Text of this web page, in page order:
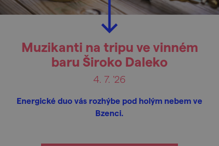
Muzikanti na tripu ve vinném
baru Široko Daleko
4. 7. '26
Energické duo vás rozhýbe pod holým nebem ve
Bzenci.